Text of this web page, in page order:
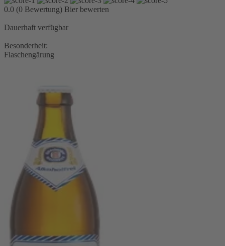
0.0 (0 Bewertung) Bier bewerten
Dauerhaft verfügbar
Besonderheit:
Flaschengärung